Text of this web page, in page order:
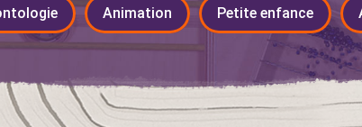
Animation Petite enfance